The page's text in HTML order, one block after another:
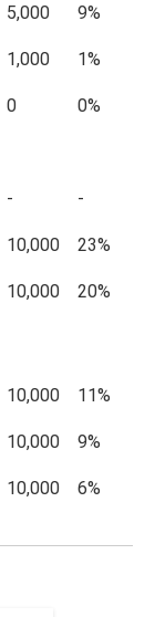
5,000 9%
1,000 1%
0 0%
- -
10,000 23%
10,000 20%
10,000 11%
10,000 9%
10,000 6%